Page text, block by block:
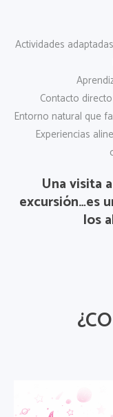
Actividades
Contacto
Entorno natural que
Experiencias
Una visita
excursión…es
los